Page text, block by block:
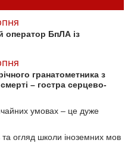
оператор БпЛА із
гранатометника з
– гостра серцево-
умовах – це дуже
та огляд школи іноземних мов